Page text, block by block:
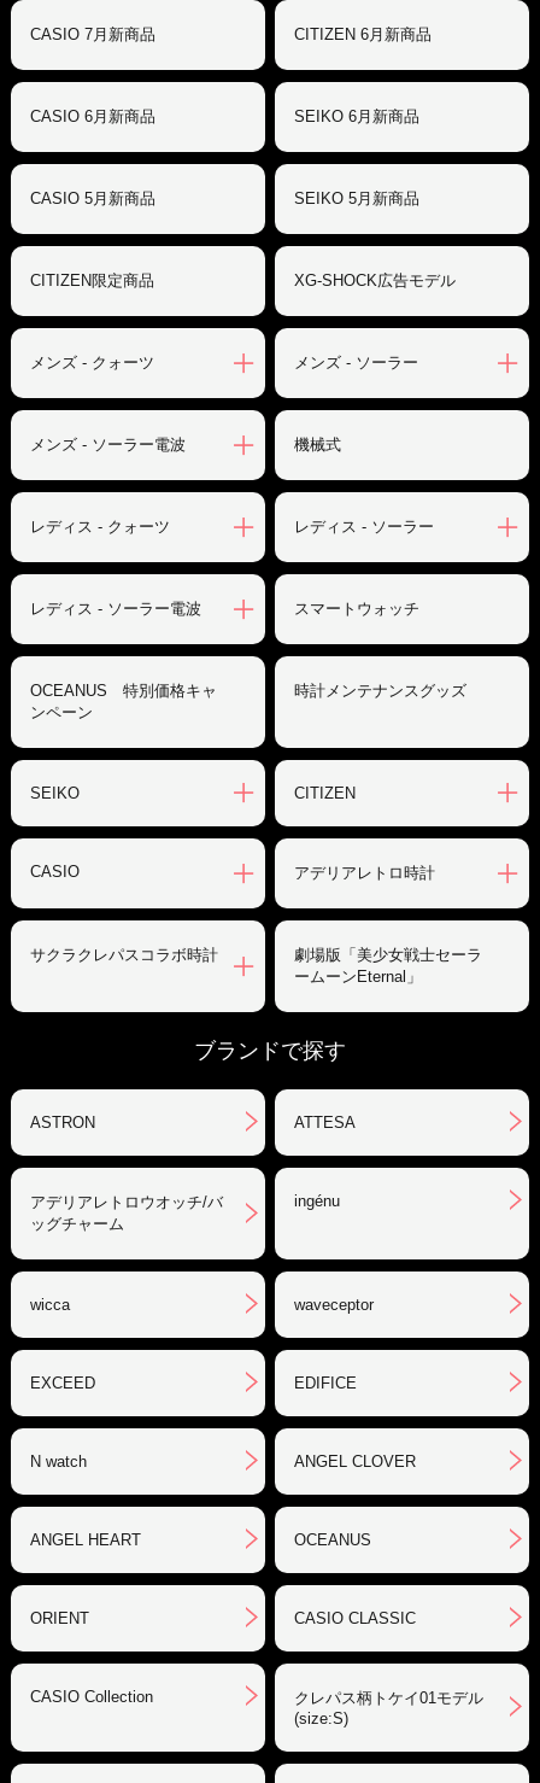
CASIO 7月新商品 CITIZEN 6月新商品
CASIO 6月新商品 SEIKO 6月新商品
CASIO 5月新商品 SEIKO 5月新商品
CITIZEN限定商品 XG-SHOCK広告モデル
メンズ - クォーツ メンズ - ソーラー
メンズ - ソーラー電波 機械式
レディス - クォーツ レディス - ソーラー
レディス - ソーラー電波 スマートウォッチ
OCEANUS 特別価格キャ
ンペーン
時計メンテナンスグッズ
SEIKO CITIZEN
CASIO アデリアレトロ時計
サクラクレパスコラボ時計
劇場版「美少女戦士セーラ
ームーンEternal」
ブランドで探す
ASTRON ATTESA
アデリアレトロウオッチ/バ
ッグチャーム
ingénu
wicca waveceptor
EXCEED EDIFICE
N watch ANGEL CLOVER
ANGEL HEART OCEANUS
ORIENT CASIO CLASSIC
CASIO Collection
クレパス柄トケイ01モデル
(size:S)